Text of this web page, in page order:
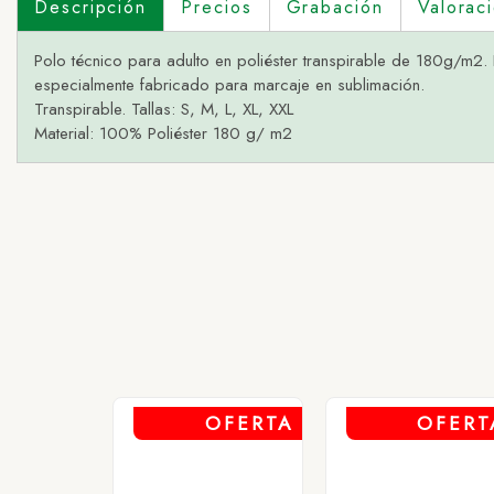
Descripción Precios Grabación
Polo técnico para adulto en poliéster transpirable de 180g/
especialmente fabricado para marcaje en sublimación.
Transpirable. Tallas: S, M, L, XL, XXL
Material: 100% Poliéster 180 g/ m2
4 -
OFERTA